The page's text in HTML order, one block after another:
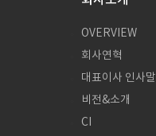
OVERVIEW
회사연혁
대표이사 인사말
비전&소개
CI